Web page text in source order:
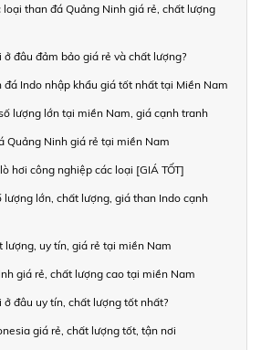
loại than đá Quảng Ninh giá rẻ, chất lượng
đâu đảm bảo giá rẻ và chất lượng?
đá Indo nhập khẩu giá tốt nhất tại Miền Nam
lượng lớn tại miền Nam, giá cạnh tranh
Quảng Ninh giá rẻ tại miền Nam
hơi công nghiệp các loại [GIÁ TỐT]
lượng lớn, chất lượng, giá than Indo cạnh
lượng, uy tín, giá rẻ tại miền Nam
giá rẻ, chất lượng cao tại miền Nam
đâu uy tín, chất lượng tốt nhất?
giá rẻ, chất lượng tốt, tận nơi